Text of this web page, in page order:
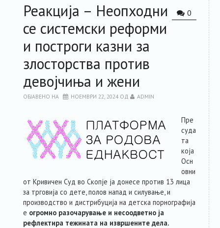
0
Реакција – Неопходни
се системски реформи
и построги казни за
злосторства против
девојчиња и жени
ОБЈАВЕНО НА НОЕМВРИ 22, 2024ОД ADMIN
Пре
суда
та
која
Осн
овни
от Кривичен Суд во Скопје ја донесе против 13 лица
за трговија со дете, полов напад и силување, и
производство и дистрибуција на детска порнографија
е огромно разочарување и несоодветно ја
рефлектира тежината на извршените дела.